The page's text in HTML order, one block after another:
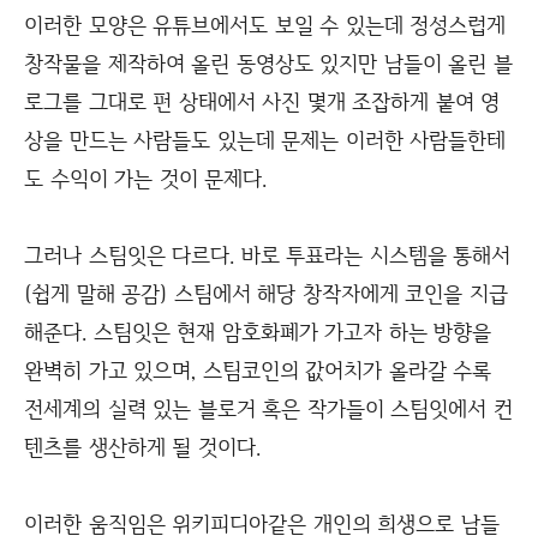
이러한 모양은 유튜브에서도 보일 수 있는데 정성스럽게
창작물을 제작하여 올린 동영상도 있지만 남들이 올린 블
로그를 그대로 펀 상태에서 사진 몇개 조잡하게 붙여 영
상을 만드는 사람들도 있는데 문제는 이러한 사람들한테
도 수익이 가는 것이 문제다.
그러나 스팀잇은 다르다. 바로 투표라는 시스템을 통해서
(쉽게 말해 공감) 스팀에서 해당 창작자에게 코인을 지급
해준다. 스팀잇은 현재 암호화폐가 가고자 하는 방향을
완벽히 가고 있으며, 스팀코인의 값어치가 올라갈 수록
전세계의 실력 있는 블로거 혹은 작가들이 스팀잇에서 컨
텐츠를 생산하게 될 것이다.
이러한 움직임은 위키피디아같은 개인의 희생으로 남들